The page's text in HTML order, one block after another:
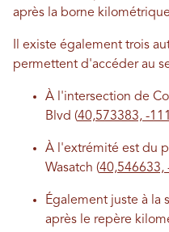
après la borne
Il existe également trois
permettent d'accéder au
À l'intersection de
Blvd (40,573383, -
À l'extrémité est du
Wasatch (40,546633,
Également juste à la
après le repère